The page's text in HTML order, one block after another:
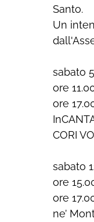
Santo.
Un
sabato
ore
ore
CORI
sabato
ore
ore
ne’